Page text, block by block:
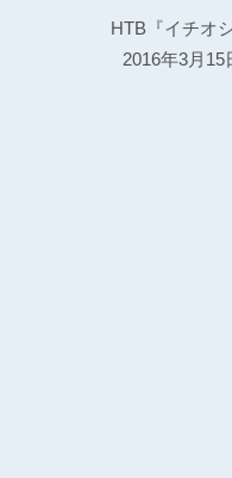
HTB『イチオ
2016年3月